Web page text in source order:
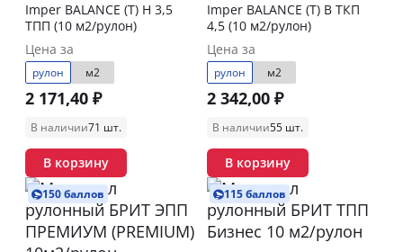
Imper BALANCE (Т) Н 3,5
ТПП (10 м2/рулон)
Цена за
рулон м2
2 171,40 ₽
В наличии71 шт.
В корзину
Imper BALANCE (Т) В ТКП
4,5 (10 м2/рулон)
Цена за
рулон м2
2 342,00 ₽
В наличии55 шт.
В корзину
150 баллов 115 баллов